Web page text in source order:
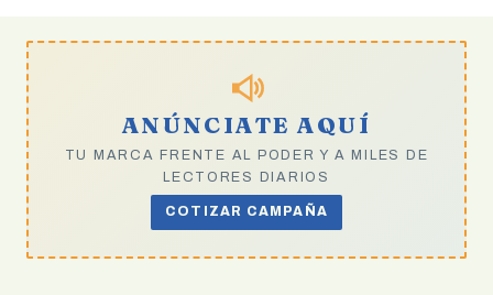
ANÚNCIATE AQUÍ
TU MARCA FRENTE AL PODER Y A MILES DE
LECTORES DIARIOS
COTIZAR CAMPAÑA